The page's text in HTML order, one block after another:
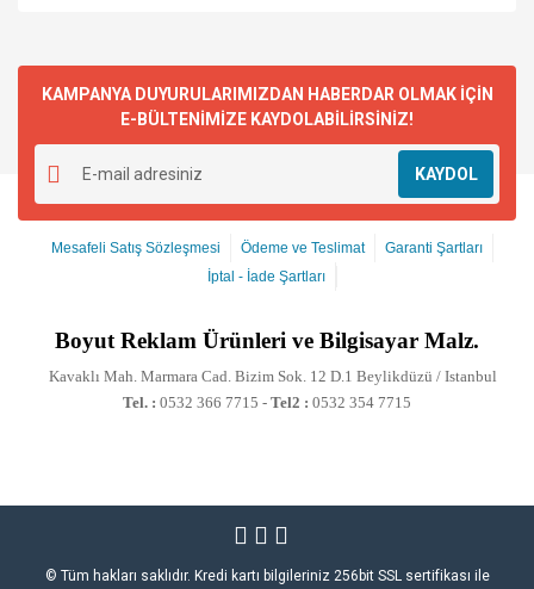
KAMPANYA DUYURULARIMIZDAN HABERDAR OLMAK İÇİN
E-BÜLTENİMİZE KAYDOLABİLİRSİNİZ!
KAYDOL
Mesafeli Satış Sözleşmesi Ödeme ve Teslimat
Garanti Şartları
İptal - İade Şartları
Boyut Reklam Ürünleri ve Bilgisayar Malz.
Kavaklı Mah. Marmara Cad. Bizim Sok. 12 D.1 Beylikdüzü / Istanbul
Tel. : 0532 366 7715 - Tel2 : 0532 354 7715
© Tüm hakları saklıdır. Kredi kartı bilgileriniz 256bit SSL sertifikası ile